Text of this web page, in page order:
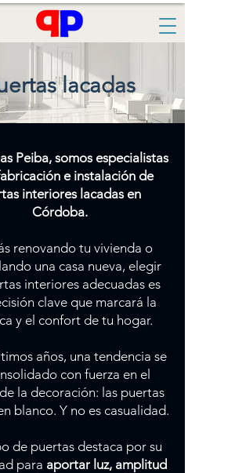
lacadas
Peiba, somos especialistas
e instalación de
interiores lacadas en
Córdoba.
renovando tu vivienda o
una casa nueva, elegir
interiores adecuadas es
clave que marcará la
y el confort de tu hogar.
años, una tendencia se
con fuerza en el
la decoración: las puertas
blanco. Y no es casualidad.
de puertas destaca por su
para aportar luz, amplitud